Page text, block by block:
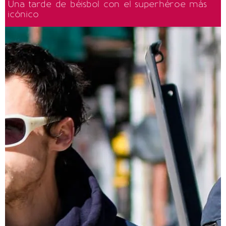
Una tarde de béisbol con el superhéroe más
icónico